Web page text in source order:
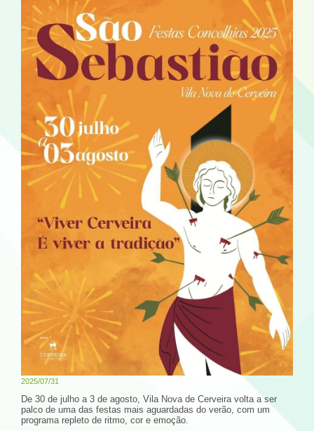
2025/07/31
De 30 de julho a 3 de agosto, Vila Nova de Cerveira volta a ser
palco de uma das festas mais aguardadas do verão, com um
programa repleto de ritmo, cor e emoção.